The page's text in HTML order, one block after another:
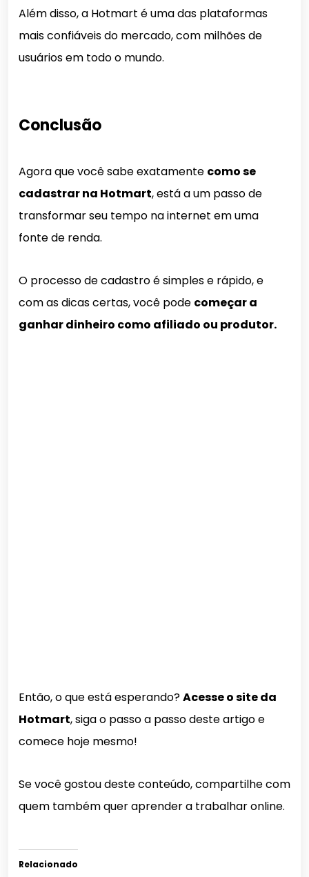
Além disso, a Hotmart é uma das plataformas
mais confiáveis do mercado, com milhões de
usuários em todo o mundo.
Conclusão
Agora que você sabe exatamente como se
cadastrar na Hotmart, está a um passo de
transformar seu tempo na internet em uma
fonte de renda.
O processo de cadastro é simples e rápido, e
com as dicas certas, você pode começar a
ganhar dinheiro como afiliado ou produtor.
Então, o que está esperando?Acesse o site da
Hotmart, siga o passo a passo deste artigo e
comece hoje mesmo!
Se você gostou deste conteúdo, compartilhe com
quem também quer aprender a trabalhar online.
Relacionado